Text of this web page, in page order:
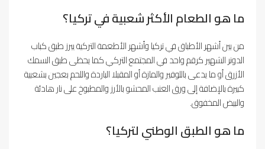
ما هو الطعام الأكثر شعبية في تركيا؟
من بين أشهر الأطباق في تركيا وأشهر الأطعمة التركية يبرز طبق كباب
الدونر الشهير كرقم واحد في المجتمع التركي كما يحظى طبق السمك
الأزرق أو ما يدعى باللوفير والمازة أو المقبلا الباردة واللحم بعجين بشعبية
كبيرة بالإضافة إلى ورق العنب المحشو بالأرز والمطبوخ على نار هادئة
والبيض المخفوق.
ما هو الطبق الوطني لتركيا؟